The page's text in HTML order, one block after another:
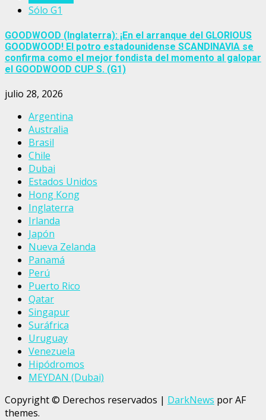
Sólo G1
GOODWOOD (Inglaterra): ¡En el arranque del GLORIOUS
GOODWOOD! El potro estadounidense SCANDINAVIA se
confirma como el mejor fondista del momento al galopar
el GOODWOOD CUP S. (G1)
julio 28, 2026
Argentina
Australia
Brasil
Chile
Dubai
Estados Unidos
Hong Kong
Inglaterra
Irlanda
Japón
Nueva Zelanda
Panamá
Perú
Puerto Rico
Qatar
Singapur
Suráfrica
Uruguay
Venezuela
Hipódromos
MEYDAN (Dubai)
Copyright © Derechos reservados | DarkNews por AF
themes.